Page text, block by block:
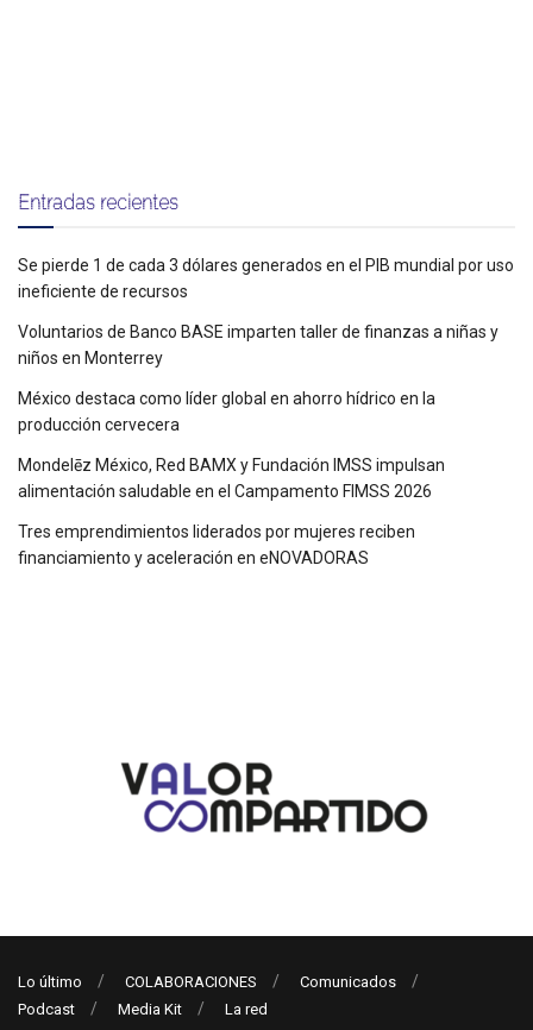
Entradas recientes
Se pierde 1 de cada 3 dólares generados en el PIB mundial por uso
ineficiente de recursos
Voluntarios de Banco BASE imparten taller de finanzas a niñas y
niños en Monterrey
México destaca como líder global en ahorro hídrico en la
producción cervecera
Mondelēz México, Red BAMX y Fundación IMSS impulsan
alimentación saludable en el Campamento FIMSS 2026
Tres emprendimientos liderados por mujeres reciben
financiamiento y aceleración en eNOVADORAS
Lo último COLABORACIONES
Comunicados
Podcast
Media Kit La red